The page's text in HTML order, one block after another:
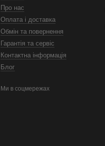
Про нас
Оплата і доставка
Обмін та повернення
Гарантія та сервіс
Контактна інформація
Блог
Ми в соцмережах